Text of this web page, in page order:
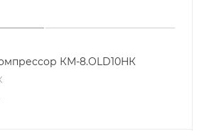
КМ-8.OLD10НК